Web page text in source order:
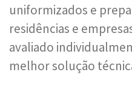
uniformizados e
residências e
avaliado
melhor solução